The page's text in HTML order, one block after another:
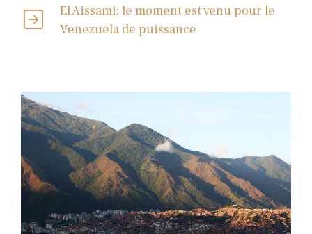
El Aissami: le moment est venu pour le
Venezuela de puissance